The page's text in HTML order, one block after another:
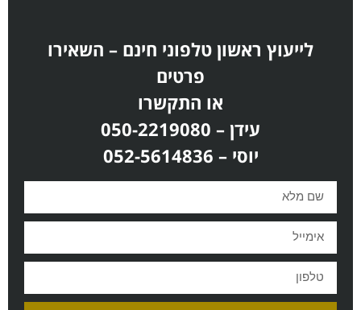
לייעוץ ראשון טלפוני חינם – השאירו
פרטים
או התקשרו
עידן – 050-2219080
יוסי – 052-5614836